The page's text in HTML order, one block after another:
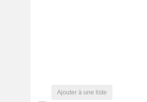
Ajouter à une liste